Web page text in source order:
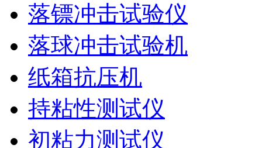
落镖冲击试验仪
落球冲击试验机
纸箱抗压机
持粘性测试仪
初粘力测试仪